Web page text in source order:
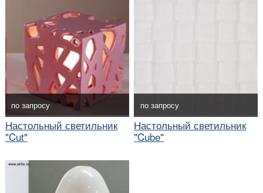
по запросу
Настольный светильник
"Cut"
по запросу
Настольный светильник
"Cube"